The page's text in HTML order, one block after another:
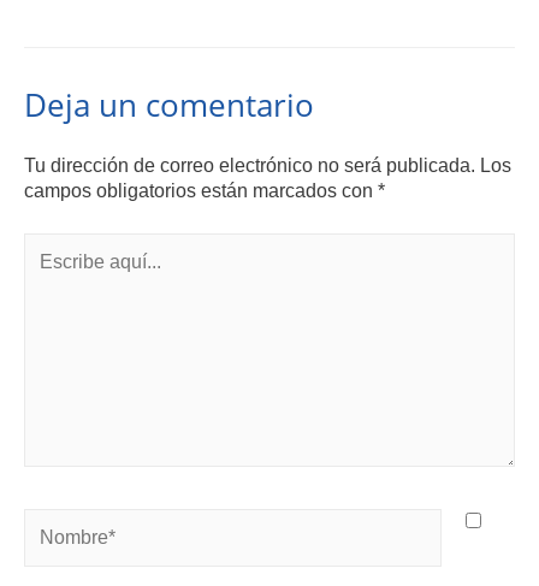
Deja un comentario
Tu dirección de correo electrónico no será publicada. Los
campos obligatorios están marcados con *